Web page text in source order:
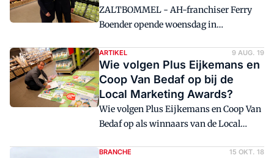
voortdurend zoeken naar toegevoegde
waarde.
ZALTBOMMEL - AH-franchiser Ferry
Boender opende woensdag in
ruim 2100 vierkante meter. 'Een AH XL
die zich geen AH XL mag noemen, maar
met de warmte van een wijkwinkel.
Want wij kennen de klanten en de
klanten kennen ons', zegt supermarkt-
manager Nicole van Namen.
ARTIKEL 9 AUG. 19
Wie volgen Plus Eijkemans en
Coop Van Bedaf op bij de
Local Marketing Awards?
Wie volgen Plus Eijkemans en Coop Van
Bedaf op als winnaars van de Local
dit jaar de grootste Local Heroes zijn,
BRANCHE 15 OKT. 18